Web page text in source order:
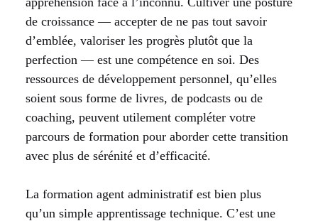
de croissance — accepter de ne pas tout savoir
d’emblée, valoriser les progrès plutôt que la
perfection — est une compétence en soi. Des
ressources de développement personnel, qu’elles
soient sous forme de livres, de podcasts ou de
coaching, peuvent utilement compléter votre
parcours de formation pour aborder cette transition
avec plus de sérénité et d’efficacité.
La formation agent administratif est bien plus
qu’un simple apprentissage technique. C’est une